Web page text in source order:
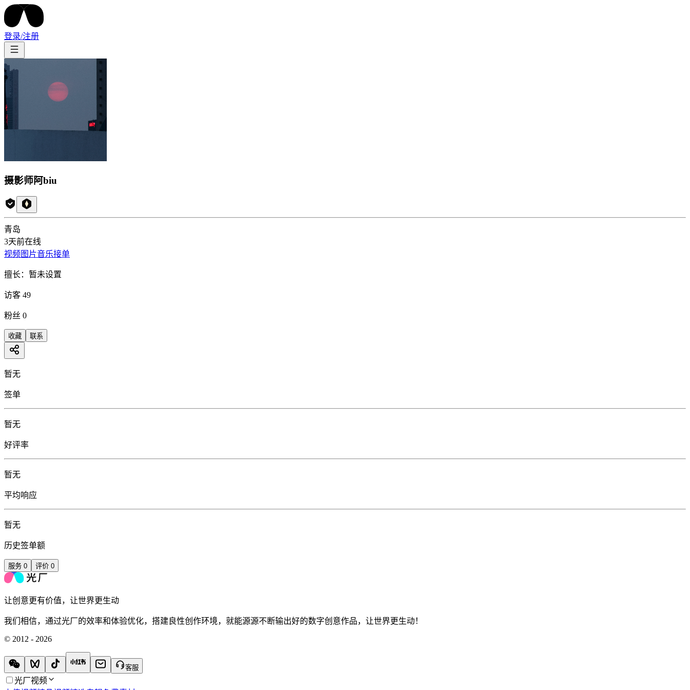
登录/注册
摄影师阿biu
青岛
3天前在线
视频 图片音乐接单
擅长： 暂未设置
访客 49
粉丝 0
收藏 联系
暂无
签单
暂无
好评率
暂无
平均响应
暂无
历史签单额
服务 0 评价 0
让创意更有价值，让世界更生动
我们相信，通过光厂的效率和体验优化，搭建良性创作环境，就能源源不断输出好的数字创意作品，让世界更生动！
© 2012 - 2026
客服
光厂视频